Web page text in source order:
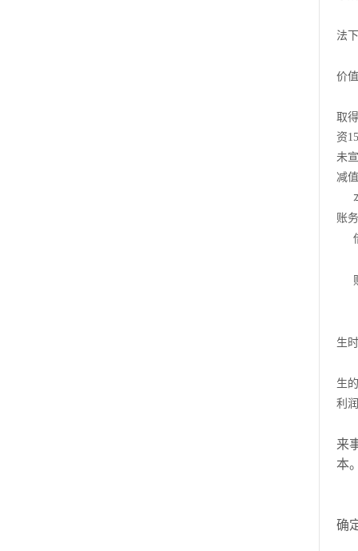
法
价
取
资
未
减
账
生时
生
利
来
本
确